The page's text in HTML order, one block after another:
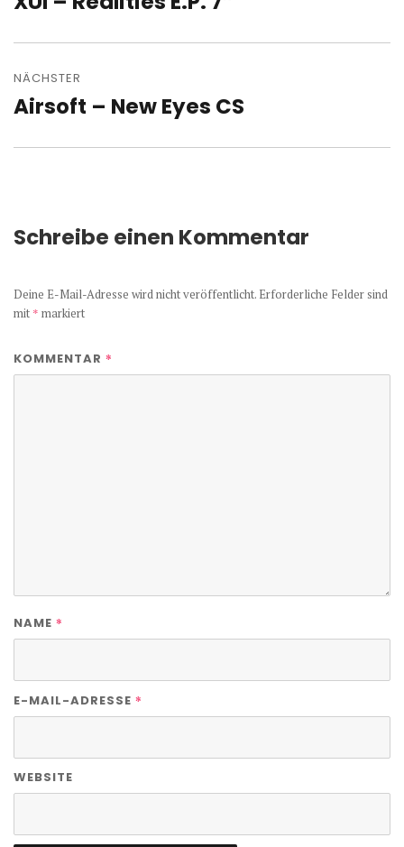
NÄCHSTER
Nächster
Airsoft – New Eyes CS
Schreibe einen Kommentar
Deine E-Mail-Adresse wird nicht veröffentlicht. Erforderliche Felder sind
mit * markiert
KOMMENTAR *
NAME *
E-MAIL-ADRESSE *
WEBSITE